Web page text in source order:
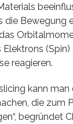
die Bewegung
(Spin)
reagieren.
kann man
die zum
begründet